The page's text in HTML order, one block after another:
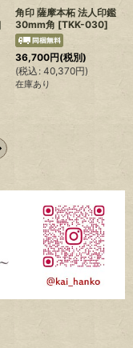
角印 薩摩本柘 法人印鑑
30mm角 [TKK-030]
36,700円(税別)
(税込 : 40,370円)
在庫あり